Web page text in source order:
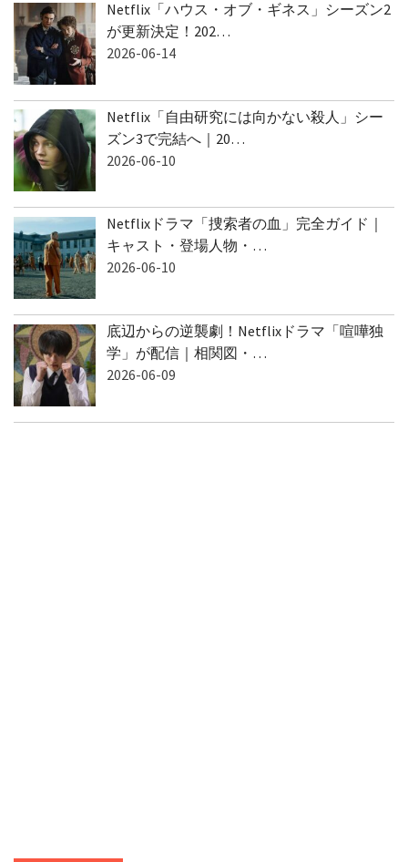
Netflix「ハウス・オブ・ギネス」シーズン2
が更新決定！202…
2026-06-14
Netflix「自由研究には向かない殺人」シー
ズン3で完結へ｜20…
2026-06-10
Netflixドラマ「捜索者の血」完全ガイド｜
キャスト・登場人物・…
2026-06-10
底辺からの逆襲劇！Netflixドラマ「喧嘩独
学」が配信｜相関図・…
2026-06-09